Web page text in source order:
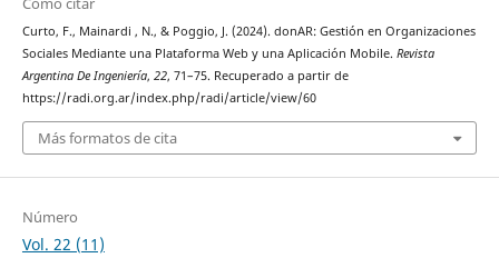
Curto, F., Mainardi , N., & Poggio, J. (2024). donAR: Gestión en Organizaciones
Sociales Mediante una Plataforma Web y una Aplicación Mobile. Revista
Argentina De Ingeniería, 22, 71–75. Recuperado a partir de
https://radi.org.ar/index.php/radi/article/view/60
Más formatos de cita
Número
Vol. 22 (11)